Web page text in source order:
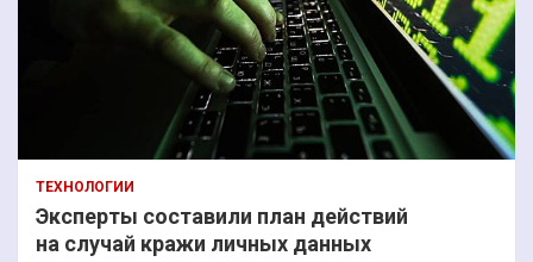
ТЕХНОЛОГИИ
Эксперты составили план действий
на случай кражи личных данных